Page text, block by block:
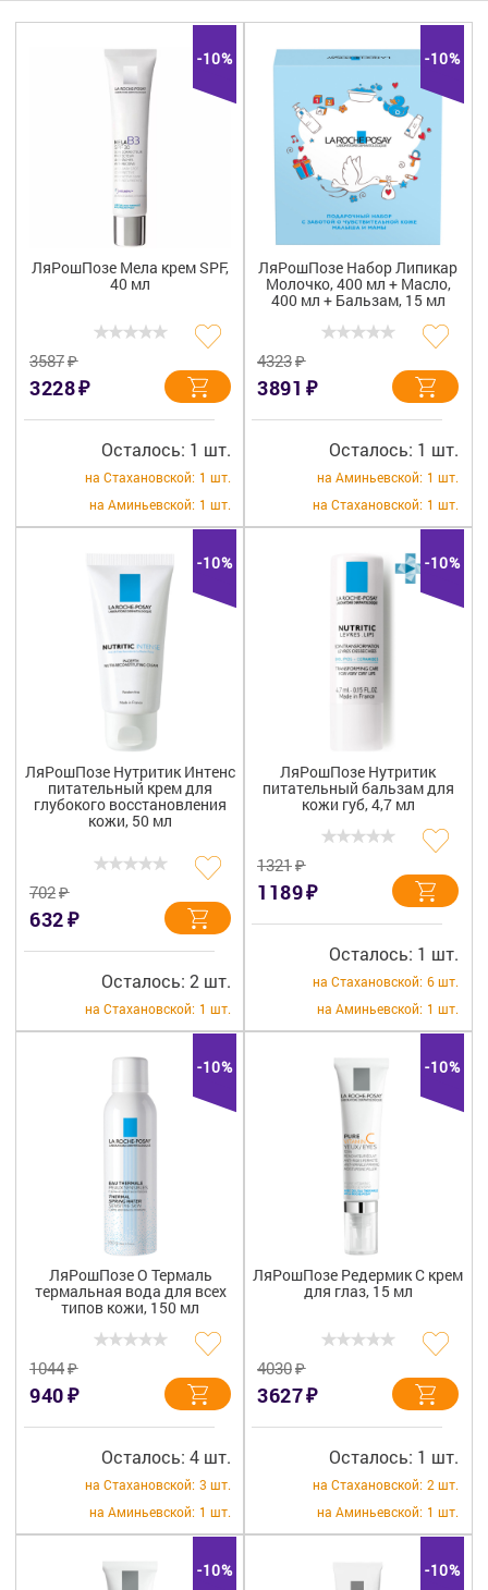
Изделия медицинского назначения
Планирование семьи
Медтехника
Витамины
Скидки и акции
+7 (495) 921-40-74 Вакансии
-10%
ЛяРошПозе Мела крем SPF,
40 мл
3587₽
3228₽
Осталось: 1 шт.
на Стахановской: 1 шт.
на Аминьевской: 1 шт.
-10%
ЛяРошПозе Набор Липикар
Молочко, 400 мл + Масло,
400 мл + Бальзам, 15 мл
4323₽
3891 ₽
Осталось: 1 шт.
на Аминьевской: 1 шт.
на Стахановской: 1 шт.
-10%
ЛяРошПозе Нутритик Интенс
питательный крем для
глубокого восстановления
кожи, 50 мл
702₽
632₽
Осталось: 2 шт.
на Стахановской: 1 шт.
-10%
ЛяРошПозе Нутритик
питательный бальзам для
кожи губ, 4,7 мл
1321₽
1189₽
Осталось: 1 шт.
на Стахановской: 6 шт.
на Аминьевской: 1 шт.
-10%
ЛяРошПозе О Термаль
термальная вода для всех
типов кожи, 150 мл
1044₽
940₽
Осталось: 4 шт.
на Стахановской: 3 шт.
на Аминьевской: 1 шт.
-10%
ЛяРошПозе Редермик C крем
для глаз, 15 мл
4030₽
3627₽
Осталось: 1 шт.
на Стахановской: 2 шт.
на Аминьевской: 1 шт.
-10% -10%